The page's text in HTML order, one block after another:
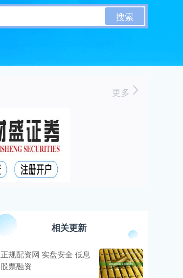
搜索
更多
相关更新
正规配资网 实盘安全 低息
股票融资